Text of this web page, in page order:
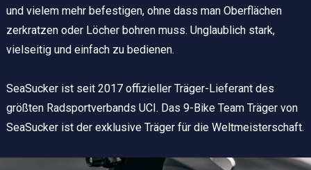
und vielem mehr befestigen, ohne dass man Oberflächen
zerkratzen oder Löcher bohren muss. Unglaublich stark,
vielseitig und einfach zu bedienen.
SeaSucker ist seit 2017 offizieller Träger-Lieferant des
größten Radsportverbands UCI. Das 9-Bike Team Träger von
SeaSucker ist der exklusive Träger für die Weltmeisterschaft.